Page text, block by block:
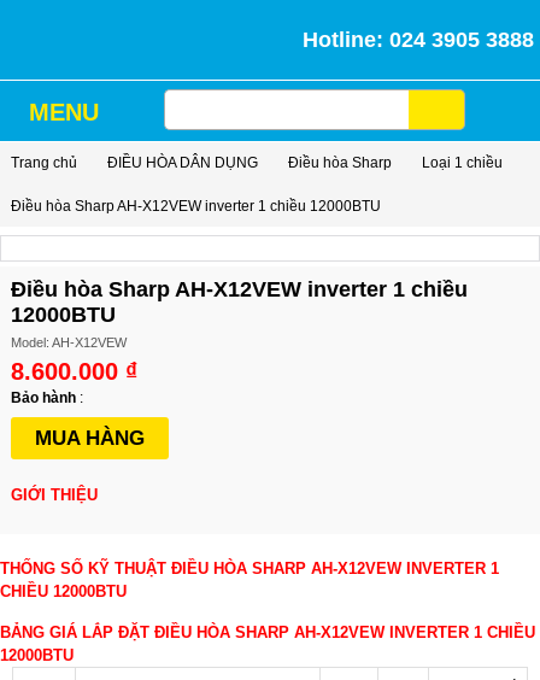
Hotline: 024 3905 3888
MENU
Trang chủ ĐIỀU HÒA DÂN DỤNG Điều hòa Sharp Loại 1 chiều
Điều hòa Sharp AH-X12VEW inverter 1 chiều 12000BTU
Điều hòa Sharp AH-X12VEW inverter 1 chiều
12000BTU
Model: AH-X12VEW
8.600.000 ₫
Bảo hành :
MUA HÀNG
GIỚI THIỆU
THỐNG SỐ KỸ THUẬT ĐIỀU HÒA SHARP AH-X12VEW INVERTER 1
CHIỀU 12000BTU
BẢNG GIÁ LẮP ĐẶT ĐIỀU HÒA SHARP AH-X12VEW INVERTER 1 CHIỀU
12000BTU